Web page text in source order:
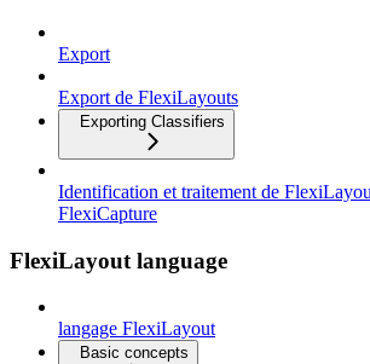
Export
Export de FlexiLayouts
Exporting Classifiers
Identification et traitement de
FlexiCapture
FlexiLayout language
langage FlexiLayout
Basic concepts